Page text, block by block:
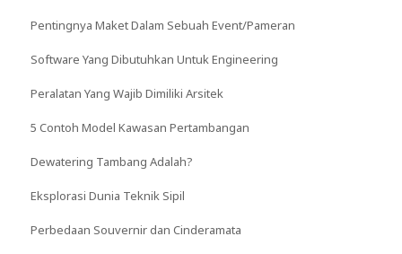
Pentingnya Maket Dalam Sebuah Event/Pameran
Software Yang Dibutuhkan Untuk Engineering
Peralatan Yang Wajib Dimiliki Arsitek
5 Contoh Model Kawasan Pertambangan
Dewatering Tambang Adalah?
Eksplorasi Dunia Teknik Sipil
Perbedaan Souvernir dan Cinderamata